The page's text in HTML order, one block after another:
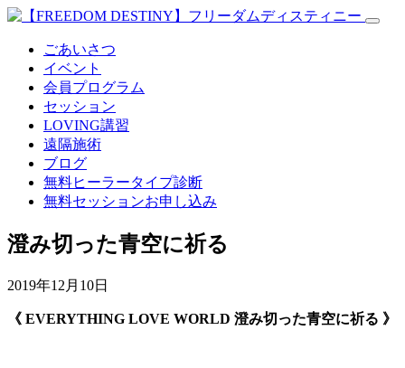
ごあいさつ
イベント
会員プログラム
セッション
LOVING講習
遠隔施術
ブログ
無料ヒーラータイプ診断
無料セッションお申し込み
澄み切った青空に祈る
2019年12月10日
《 EVERYTHING LOVE WORLD 澄み切った青空に祈る 》